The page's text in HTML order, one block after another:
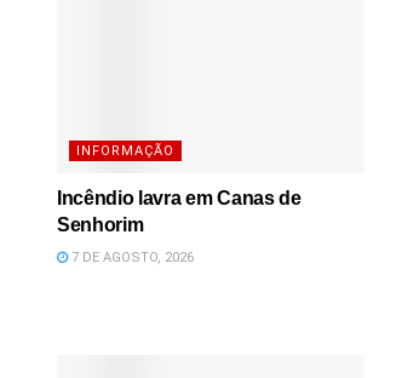
INFORMAÇÃO
Incêndio lavra em Canas de
Senhorim
7 DE AGOSTO, 2026